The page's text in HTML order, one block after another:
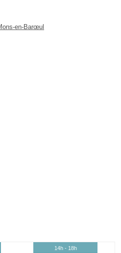
en-Barœul
14h - 18h